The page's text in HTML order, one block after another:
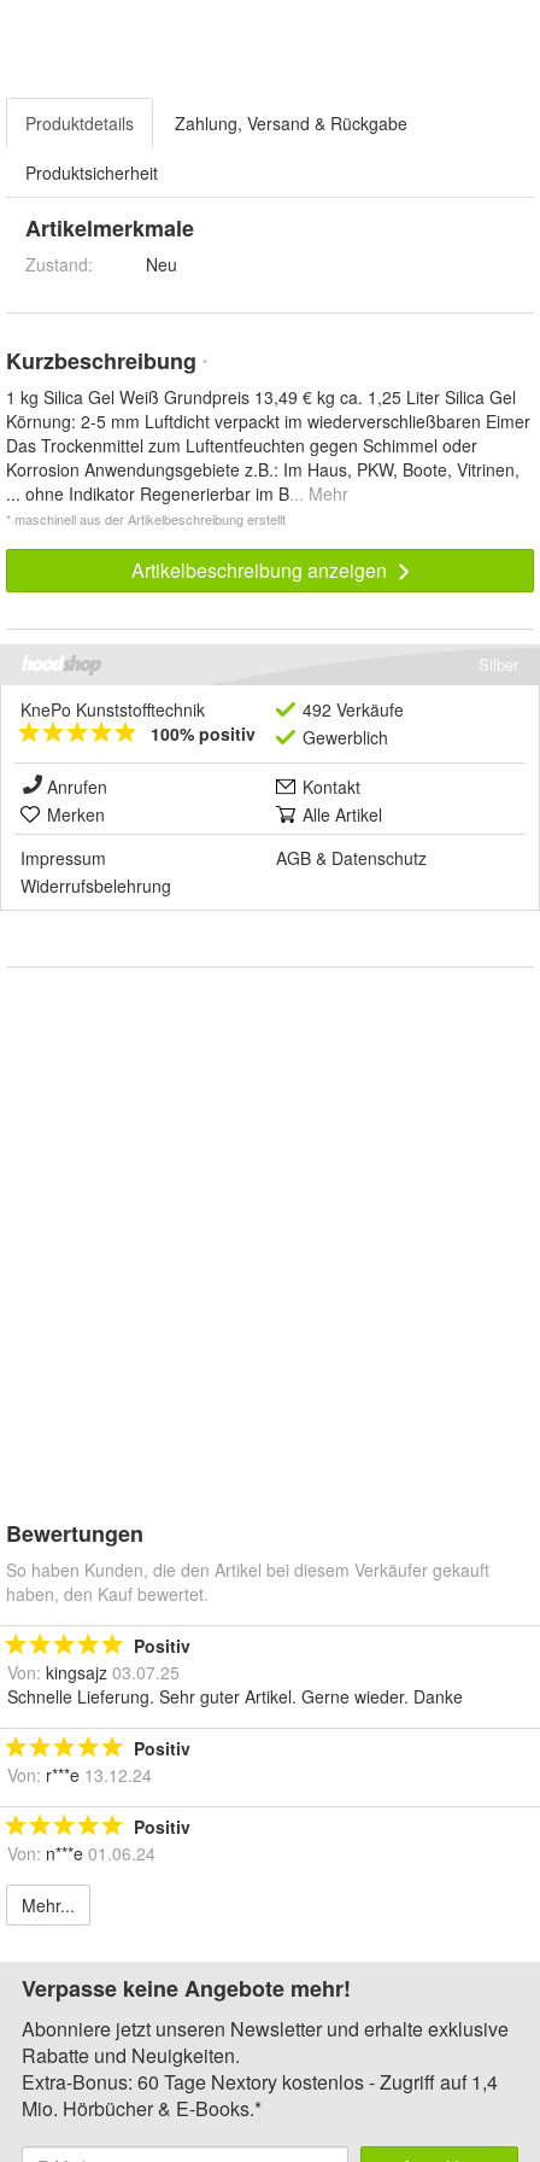
Produktdetails Zahlung, Versand & Rückgabe
Produktsicherheit
Artikelmerkmale
Zustand: Neu
Kurzbeschreibung *
1 kg Silica Gel Weiß Grundpreis 13,49 € kg ca. 1,25 Liter Silica Gel
Körnung: 2-5 mm Luftdicht verpackt im wiederverschließbaren Eimer
Das Trockenmittel zum Luftentfeuchten gegen Schimmel oder
Korrosion Anwendungsgebiete z.B.: Im Haus, PKW, Boote, Vitrinen,
... ohne Indikator Regenerierbar im B... Mehr
* maschinell aus der Artikelbeschreibung erstellt
Artikelbeschreibung anzeigen
Silber
KnePo Kunststofftechnik
100% positiv
492 Verkäufe
Gewerblich
Anrufen
Kontakt
Merken
Alle Artikel
Impressum
AGB & Datenschutz
Widerrufsbelehrung
Bewertungen
So haben Kunden, die den Artikel bei diesem Verkäufer gekauft
haben, den Kauf bewertet.
Positiv
Von: kingsajz 03.07.25
Schnelle Lieferung. Sehr guter Artikel. Gerne wieder. Danke
Positiv
Von: r***e 13.12.24
Positiv
Von: n***e 01.06.24
Mehr...
Verpasse keine Angebote mehr!
Abonniere jetzt unseren Newsletter und erhalte exklusive
Rabatte und Neuigkeiten.
Extra-Bonus: 60 Tage Nextory kostenlos - Zugriff auf 1,4
Mio. Hörbücher & E-Books.*